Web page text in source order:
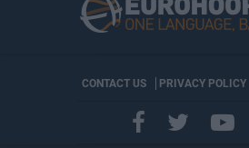
CONTACT US PRIVACY POLICY